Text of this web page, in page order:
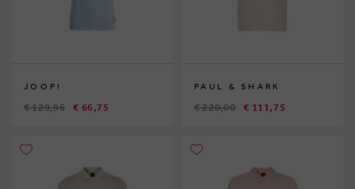
JOOP!
€ 129,95 € 66,75
PAUL & SHARK
€ 220,00 € 111,75